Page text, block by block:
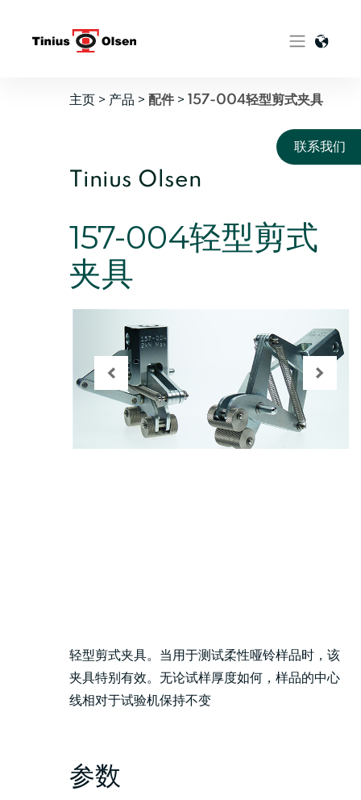
主页 > 产品 > 配件 > 157-004轻型剪式夹具
Tinius Olsen
157-004轻型剪式
夹具
轻型剪式夹具。当用于测试柔性哑铃样品时，该
夹具特别有效。无论试样厚度如何，样品的中心
线相对于试验机保持不变
参数
联系我们